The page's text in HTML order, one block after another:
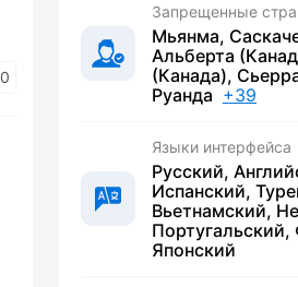
0
Запрещенные
Мьянма,
Альберта
(Канада),
Руанда +39
Языки интерфейса
Русский,
Испанский,
Вьетнамский,
Португальский,
Японский